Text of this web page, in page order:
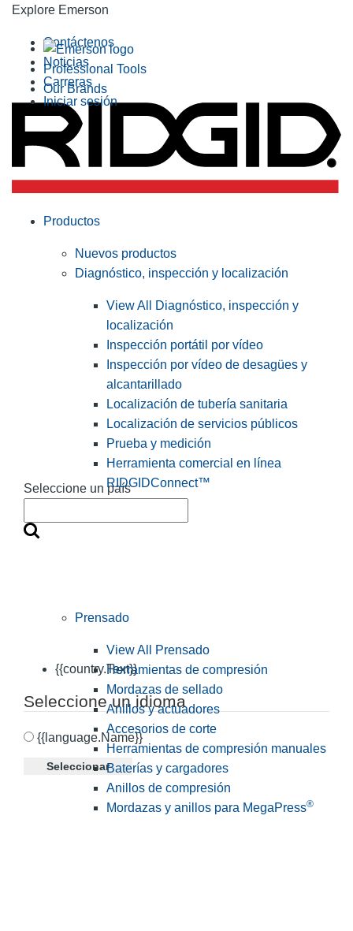
Explore Emerson
Professional Tools
Our Brands
Contáctenos
Noticias
Carreras
Iniciar sesión
Seleccione un país
{{country.Text}}
Seleccione un idioma
{{language.Name}}
Seleccionar
Productos
Nuevos productos
Diagnóstico, inspección y localización
View All Diagnóstico, inspección y
localización
Inspección portátil por vídeo
Inspección por vídeo de desagües y
alcantarillado
Localización de tubería sanitaria
Localización de servicios públicos
Prueba y medición
Herramienta comercial en línea
RIDGIDConnect™
Prensado
View All Prensado
Herramientas de compresión
Mordazas de sellado
Anillos y actuadores
Accesorios de corte
Herramientas de compresión manuales
Baterías y cargadores
Anillos de compresión
Mordazas y anillos para MegaPress®